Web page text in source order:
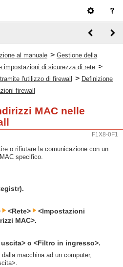
al manuale > Gestione della
impostazioni di sicurezza di rete >
l'utilizzo di firewall > Definizione
firewall
MAC nelle
F1X8-0F1
o rifiutare la comunicazione con un
specifico.
<Rete>
<Impostazioni
MAC>.
o <Filtro in ingresso>.
macchina ad un computer,